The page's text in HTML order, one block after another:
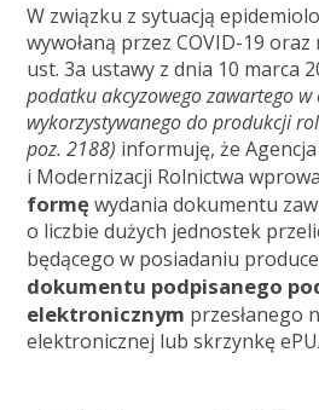
W związku z sytuacją
wywołaną przez COVID-19
ust. 3a ustawy z dnia 10 marca
podatku akcyzowego zawartego
wykorzystywanego do produkcji
poz. 2188) informuję, że
i Modernizacji Rolnictwa
formę wydania dokumentu
o liczbie dużych jednostek
będącego w posiadaniu
dokumentu podpisanego
elektronicznym przesłanego
elektronicznej lub skrzynkę